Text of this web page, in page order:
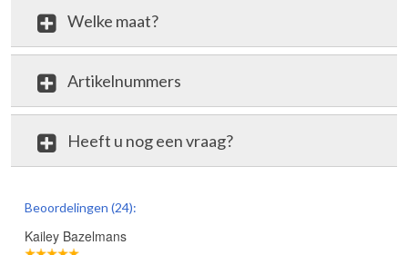
Welke maat?
Artikelnummers
Heeft u nog een vraag?
Beoordelingen (24):
Kailey Bazelmans